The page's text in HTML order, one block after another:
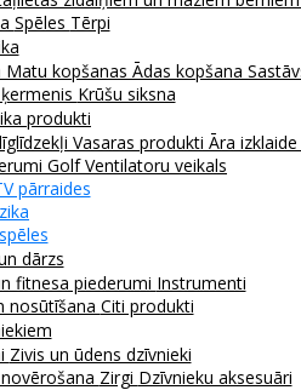
Spēles Tērpi
Matu kopšanas Ādas kopšana
Krūšu siksna
produkti
Vasaras produkti Āra izklaide
GolfVentilatoru veikals
pārraides
dārzs
fitnesa piederumi Instrumenti
nosūtīšana Citi produkti
Zivis un ūdens dzīvnieki
Zirgi Dzīvnieku aksesuāri